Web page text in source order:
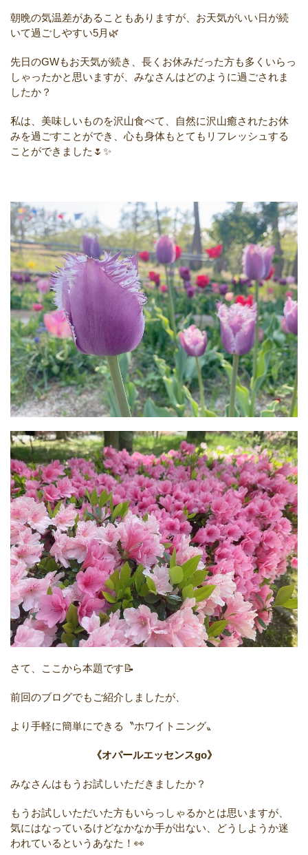
朝晩の気温差があることもありますが、お天気がいい日が続
いて過ごしやすい5月🌿
先日のGWもお天気が続き、長くお休みだった方も多くいらっ
しゃったかと思いますが、みなさんはどのように過ごされま
したか？
私は、美味しいものを沢山食べて、自然に沢山癒されたお休
みを過ごすことができ、心も身体もとてもリフレッシュする
ことができました🌷✨
さて、ここから本題です📝
前回のブログでもご紹介しましたが、
より手軽に簡単にできる〝ホワイトニング〟
《オパールエッセンスgo》
みなさんはもうお試しいただきましたか？
もうお試しいただいた方もいらっしゃるかとは思いますが、
気にはなっているけどなかなか手が出ない、どうしようか迷
われているというあなた！👀